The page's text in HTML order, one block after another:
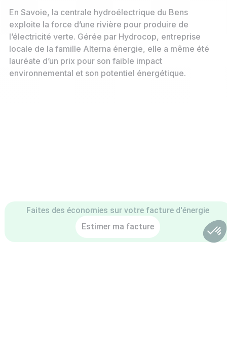
Faites des économies sur votre facture d'énergie
Estimer ma facture
En Savoie, la centrale hydroélectrique du Bens
exploite la force d’une rivière pour produire de
l’électricité verte. Gérée par Hydrocop, entreprise
locale de la famille Alterna énergie, elle a même été
lauréate d’un prix pour son faible impact
environnemental et son potentiel énergétique.
... →